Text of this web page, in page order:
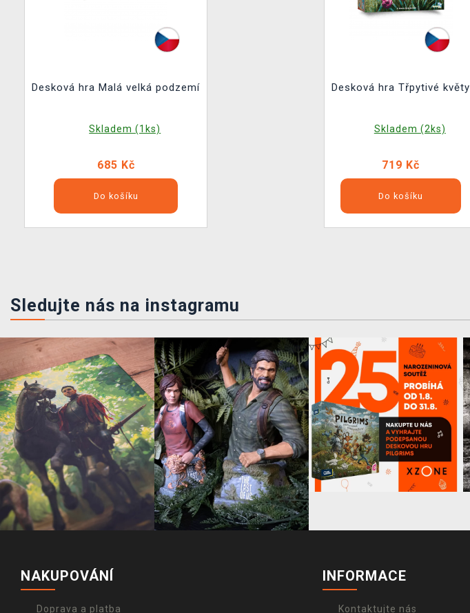
Desková hra Malá velká podzemí
Skladem (1ks)
685 Kč
Do košíku
Desková hra Třpytivé květy
Skladem (2ks)
719 Kč
Do košíku
Sledujte nás na instagramu
NAKUPOVÁNÍ
Doprava a platba
INFORMACE
Kontaktujte nás